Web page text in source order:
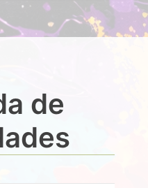
de